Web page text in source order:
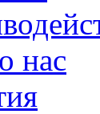
нас